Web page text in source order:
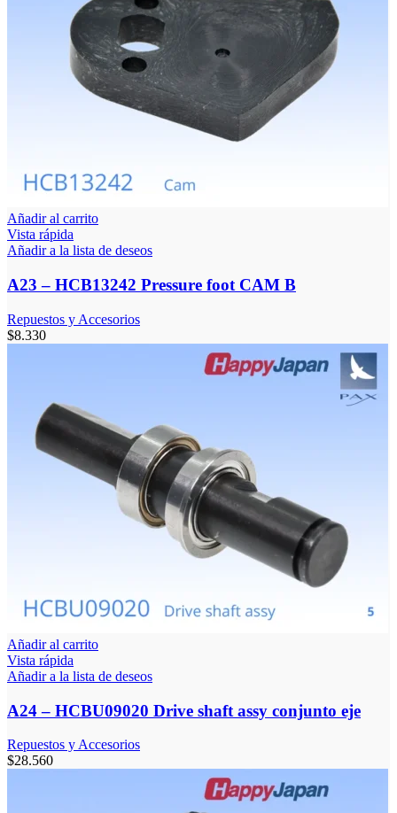
Añadir al carrito
Vista rápida
Añadir a la lista de deseos
A23 – HCB13242 Pressure foot CAM B
Repuestos y Accesorios
$8.330
Añadir al carrito
Vista rápida
Añadir a la lista de deseos
A24 – HCBU09020 Drive shaft assy conjunto eje
Repuestos y Accesorios
$28.560